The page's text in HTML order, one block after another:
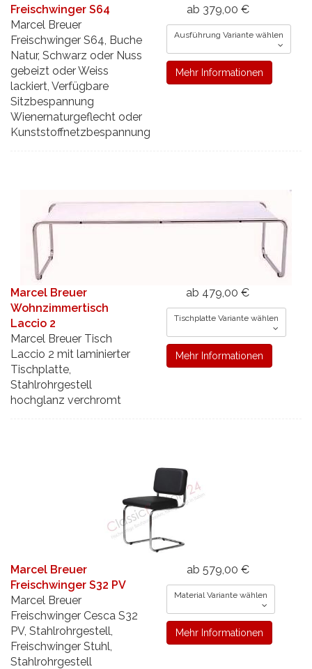
Freischwinger S64
Marcel Breuer
Freischwinger S64, Buche
Natur, Schwarz oder Nuss
gebeizt oder Weiss
lackiert, Verfügbare
Sitzbespannung
Wienernaturgeflecht oder
Kunststoffnetzbespannung
ab 379,00 €
Ausführung Variante wählen
Mehr Informationen
Marcel Breuer
Wohnzimmertisch
Laccio 2
Marcel Breuer Tisch
Laccio 2 mit laminierter
Tischplatte,
Stahlrohrgestell
hochglanz verchromt
ab 479,00 €
Tischplatte Variante wählen
Mehr Informationen
Marcel Breuer
Freischwinger S32 PV
Marcel Breuer
Freischwinger Cesca S32
PV, Stahlrohrgestell,
Freischwinger Stuhl,
Stahlrohrgestell
ab 579,00 €
Material Variante wählen
Mehr Informationen